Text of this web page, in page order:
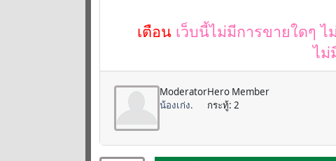
Moderator
น้องเก่ง.
Hero Member
กระทู้: 2
เตือน เว็บนี้ไม่มีการขายใดๆ
ไม่